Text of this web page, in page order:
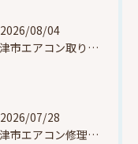
2026/08/04
草津市エアコン取り付け｜お客様取り外し済・化粧カバー再利用（ダイキン S225ATES・アウルコート草津）
2026/07/28
大津市エアコン修理｜冷媒漏れを特定！高所作業で東芝RAS-F221ARTを修理・ガスチャージ